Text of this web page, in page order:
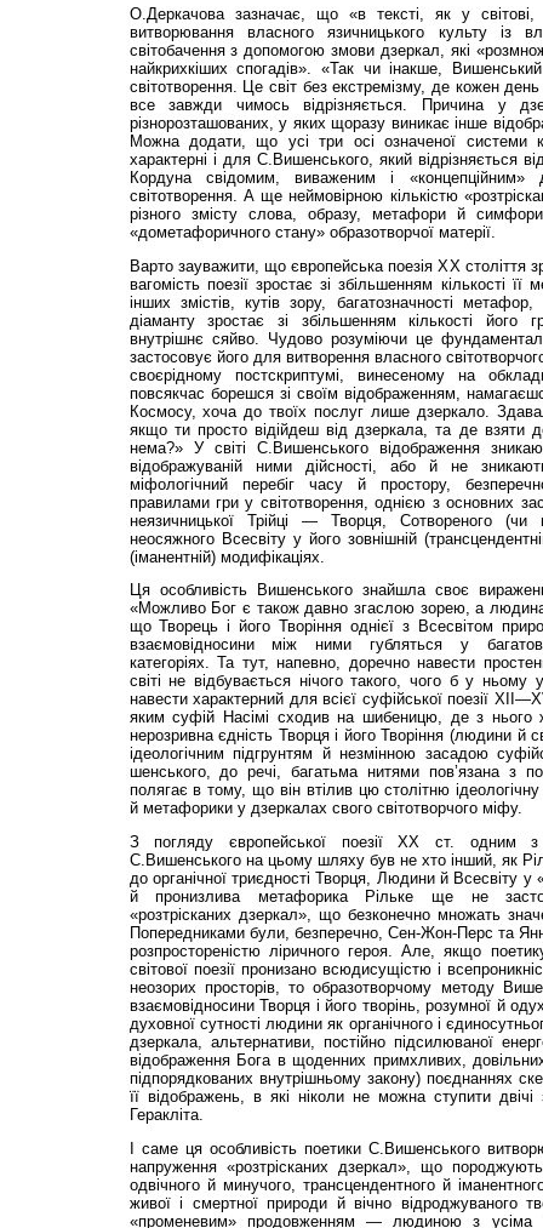
О.Деркачо­ва зазначає, що «в тексті, як у світові,
витворювання власного язичницького культу із
світобачення з допомогою змови дзеркал, які
найкрихкіших спогадів». «Так чи інакше,
світотворення. Це світ без екстремізму, де кожен
все завжди чимось відрізняється. Причина у
різнорозташованих, у яких щоразу виникає інше
Можна додати, що усі три осі означеної системи
характерні і для С.Вишен­ського, який відрізняється
Кордуна свідомим, виваженим і
світотворення. А ще неймовірною кількістю
різного змісту слова, образу, метафори й
«дометафоричного стану» образотворчої матерії.
Варто зауважити, що європейська поезія ХХ століття
вагомість поезії зростає зі збільшенням кількості
інших змістів, кутів зору, багатозначності
діаманту зростає зі збільшенням кількості
внутрішнє сяйво. Чудово розуміючи це
застосовує його для витворення власного
своєрідному постскриптумі, винесеному на
повсякчас борешся зі своїм відображенням,
Космосу, хоча до твоїх послуг лише дзеркало.
якщо ти просто відійдеш від дзеркала, та де взяти
нема?» У світі С.Вишенського відображення
відображуваній ними дійсності, або й не
міфологічний перебіг часу й простору,
правилами гри у світотворення, однією з основних
неязичницької Трійці — Творця, Сотвореного (чи
неосяжного Всесвіту у його зовнішній
(іманентній) модифікаціях.
Ця особливість Вишенського знайшла своє
«Можливо Бог є також давно згаслою зорею, а людина
що Творець і його Творіння однієї з Всесвітом
взаємовідносини між ними губляться у
категоріях. Та тут, напевно, доречно навести
світі не відбувається нічого такого, чого б у ньому
навести характерний для всієї суфійської поезії
яким суфій Насімі сходив на шибеницю, де з нього
нерозривна єдність Творця і його Творіння (людини й
ідеологічним підгрунтям й незмінною засадою
шенського, до речі, багатьма нитями пов’язана з
полягає в тому, що він втілив цю столітню ідеологічну
й метафорики у дзеркалах свого світотворчого міфу.
З погляду європейської поезії ХХ ст. одним з
С.Вишенського на цьому шляху був не хто інший, як
до органічної триєдності Творця, Людини й Всесвіту
й пронизлива метафорика Рільке ще не
«розтрісканих дзеркал», що безконечно множать
Попередниками були, безперечно, Сен-Жон-Перс та
розпростореністю ліричного героя. Але, якщо
світової поезії пронизано всюдисущістю і
неозорих просторів, то образотворчому методу
взаємовідносини Творця і його творінь, розумної й
духовної сутності людини як органічного і
дзеркала, альтернативи, постійно підсилюваної
відображення Бога в щоденних примхливих,
підпорядкованих внутрішньому закону) поєднаннях
її відображень, в які ніколи не можна ступити двічі
Геракліта.
І саме ця особливість поетики С.Вишенського
напруження «розтрісканих дзеркал», що
одвічного й минучого, трансцендентного й
живої і смертної природи й вічно відроджуваного
«променевим» продовженням — людиною з усіма